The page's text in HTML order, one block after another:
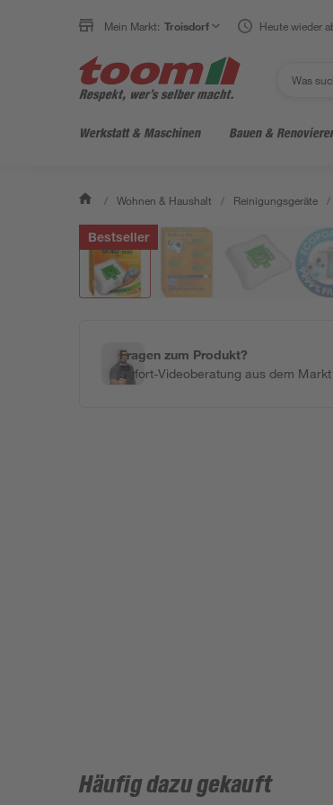
Mein Markt: Troisdorf Heute wieder
Werkstatt & Maschinen Bauen &
/ Wohnen & Haushalt / Reinigungsgeräte /
Bestseller
Fragen zum Produkt?
Sofort-Videoberatung aus dem Markt
Häufig dazu gekauft